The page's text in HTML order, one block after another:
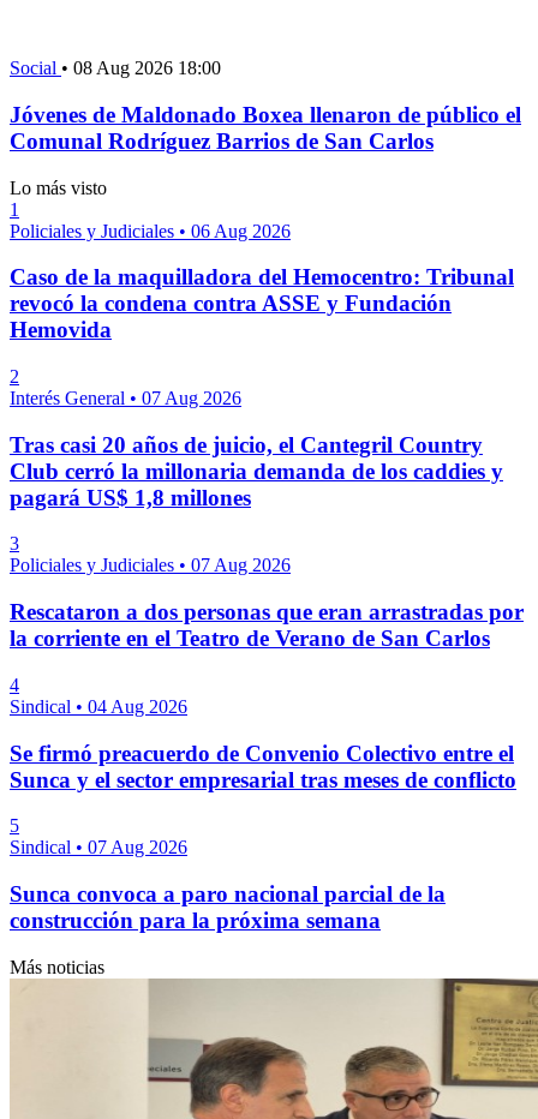
Social • 08 Aug 2026 18:00
Jóvenes de Maldonado Boxea llenaron de público el
Comunal Rodríguez Barrios de San Carlos
Lo más visto
1
Policiales y Judiciales • 06 Aug 2026
Caso de la maquilladora del Hemocentro: Tribunal
revocó la condena contra ASSE y Fundación
Hemovida
2
Interés General • 07 Aug 2026
Tras casi 20 años de juicio, el Cantegril Country
Club cerró la millonaria demanda de los caddies y
pagará US$ 1,8 millones
3
Policiales y Judiciales • 07 Aug 2026
Rescataron a dos personas que eran arrastradas por
la corriente en el Teatro de Verano de San Carlos
4
Sindical • 04 Aug 2026
Se firmó preacuerdo de Convenio Colectivo entre el
Sunca y el sector empresarial tras meses de conflicto
5
Sindical • 07 Aug 2026
Sunca convoca a paro nacional parcial de la
construcción para la próxima semana
Más noticias